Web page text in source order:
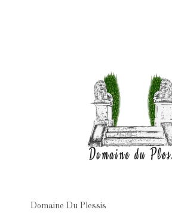
Domaine Du Plessis